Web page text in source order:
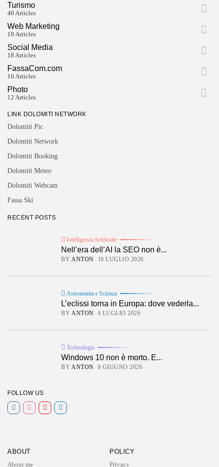
Turismo
40 Articles
Web Marketing
19 Articles
Social Media
18 Articles
FassaCom.com
16 Articles
Photo
12 Articles
LINK DOLOMITI NETWORK
Dolomiti Pic
Dolomiti Network
Dolomiti Booking
Dolomiti Meteo
Dolomiti Webcam
Fassa Ski
RECENT POSTS
Intelligenza Artificiale
Nell’era dell’AI la SEO non è...
BY ANTON 16 LUGLIO 2026
Astronomia e Scienza
L’eclissi torna in Europa: dove vederla...
BY ANTON 6 LUGLIO 2026
Technologia
Windows 10 non è morto. E...
BY ANTON 8 GIUGNO 2026
FOLLOW US
ABOUT
About me
POLICY
Privacy